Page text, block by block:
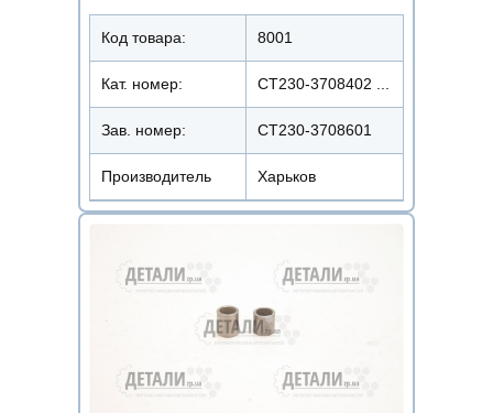
Код товара: 8001
Кат. номер: СТ230-3708402 ...
Зав. номер: СТ230-3708601
Производитель Харьков